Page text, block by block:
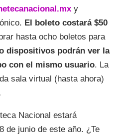
y
El boleto costará $50
hasta ocho boletos para
dispositivos podrán ver la
con el mismo usuario. La
sala virtual (hasta ahora)
Nacional estará
de junio de este año. ¿Te